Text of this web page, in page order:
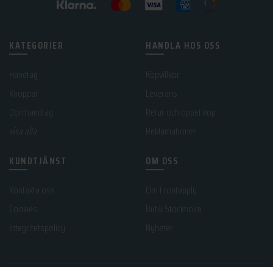
KATEGORIER
Handtag
Dörrhandtag
HANDLA HOS OSS
Retur och öppet köp
Reklamationer
KUNDTJÄNST
Kontakta oss
Integritetspolicy
OM OSS
Om Frontapply
Butik Stockholm
Nyheter